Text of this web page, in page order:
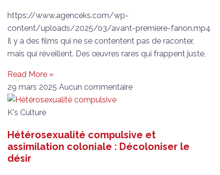
https://www.agenceks.com/wp-
content/uploads/2025/03/avant-premiere-fanon.mp4
Il y a des films qui ne se contentent pas de raconter,
mais qui réveillent. Des œuvres rares qui frappent juste,
Read More »
29 mars 2025 Aucun commentaire
K's Culture
Hétérosexualité compulsive et
assimilation coloniale : Décoloniser le
désir